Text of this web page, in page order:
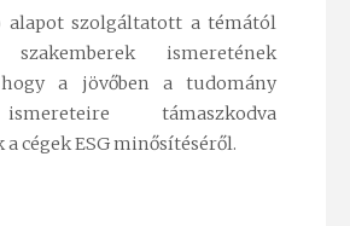
alapot szolgáltatott a témától
ismeretének
hogy a jövőben a tudomány
támaszkodva
a cégek ESG minősítéséről.